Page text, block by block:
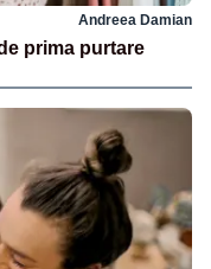
Andreea Damian
prima purtare